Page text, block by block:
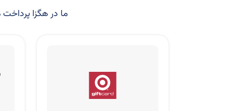
ما در هگزا پرداخت